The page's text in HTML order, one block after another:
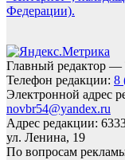
Федерации).
Главный редактор —
Телефон редакции: 8
Электронной адрес
novbr54@yandex.ru
Адрес редакции:
ул. Ленина, 19
По вопросам